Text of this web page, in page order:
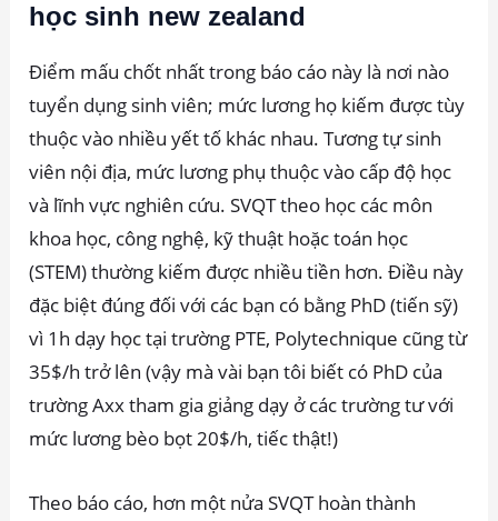
học sinh new zealand
Điểm mấu chốt nhất trong báo cáo này là nơi nào
tuyển dụng sinh viên; mức lương họ kiếm được tùy
thuộc vào nhiều yết tố khác nhau. Tương tự sinh
viên nội địa, mức lương phụ thuộc vào cấp độ học
và lĩnh vực nghiên cứu. SVQT theo học các môn
khoa học, công nghệ, kỹ thuật hoặc toán học
(STEM) thường kiếm được nhiều tiền hơn. Điều này
đặc biệt đúng đối với các bạn có bằng PhD (tiến sỹ)
vì 1h dạy học tại trường PTE, Polytechnique cũng từ
35$/h trở lên (vậy mà vài bạn tôi biết có PhD của
trường Axx tham gia giảng dạy ở các trường tư với
mức lương bèo bọt 20$/h, tiếc thật!)
Theo báo cáo, hơn một nửa SVQT hoàn thành